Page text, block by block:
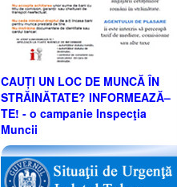
CAUȚI UN LOC DE MUNCĂ ÎN
STRĂINĂTATE? INFORMEAZĂ–
TE! - o campanie Inspecţia
Muncii